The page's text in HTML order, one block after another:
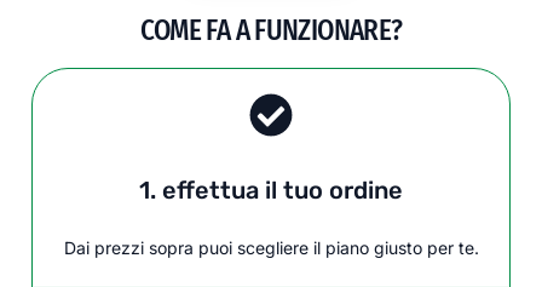
COME FA A FUNZIONARE?
1. effettua il tuo ordine
Dai prezzi sopra puoi scegliere il piano giusto per te.